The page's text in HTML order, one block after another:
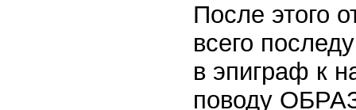
После этого
всего
в эпиграф к
поводу